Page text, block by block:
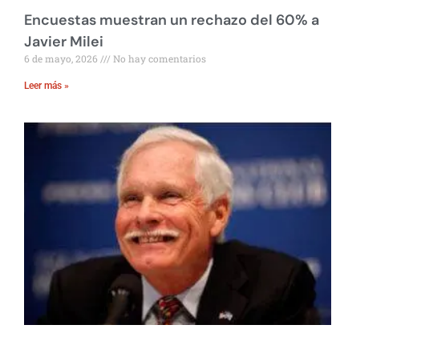
Encuestas muestran un rechazo del 60% a
Javier Milei
6 de mayo, 2026 No hay comentarios
Leer más »